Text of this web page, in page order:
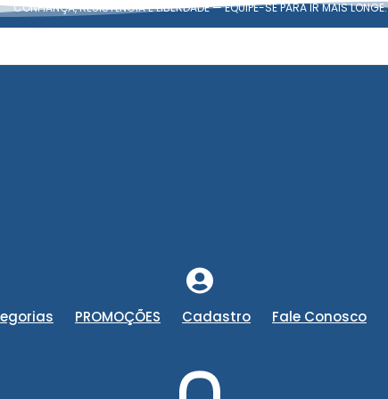
CONFIANÇA, RESISTÊNCIA E LIBERDADE — EQUIPE-SE PARA IR MAIS LONGE.
PROMOÇÕES Cadastro Fale Conosco